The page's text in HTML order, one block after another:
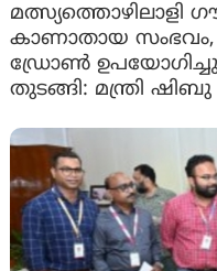
കാണാതായ സംഭവം,
ഡ്രോണ്‍
തുടങ്ങി: മന്ത്രി